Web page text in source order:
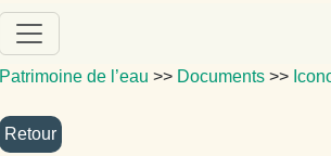
Patrimoine de l’eau >> Documents >>